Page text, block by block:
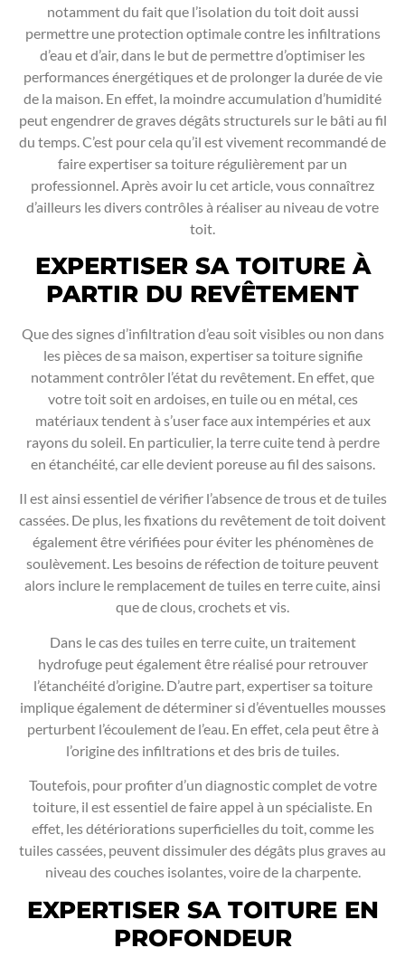
notamment du fait que l’isolation du toit doit aussi
permettre une protection optimale contre les infiltrations
d’eau et d’air, dans le but de permettre d’optimiser les
performances énergétiques et de prolonger la durée de vie
de la maison. En effet, la moindre accumulation d’humidité
peut engendrer de graves dégâts structurels sur le bâti au fil
du temps. C’est pour cela qu’il est vivement recommandé de
faire expertiser sa toiture régulièrement par un
professionnel. Après avoir lu cet article, vous connaîtrez
d’ailleurs les divers contrôles à réaliser au niveau de votre
toit.
EXPERTISER SA TOITURE À
PARTIR DU REVÊTEMENT
Que des signes d’infiltration d’eau soit visibles ou non dans
les pièces de sa maison, expertiser sa toiture signifie
notamment contrôler l’état du revêtement. En effet, que
votre toit soit en ardoises, en tuile ou en métal, ces
matériaux tendent à s’user face aux intempéries et aux
rayons du soleil. En particulier, la terre cuite tend à perdre
en étanchéité, car elle devient poreuse au fil des saisons.
Il est ainsi essentiel de vérifier l’absence de trous et de tuiles
cassées. De plus, les fixations du revêtement de toit doivent
également être vérifiées pour éviter les phénomènes de
soulèvement. Les besoins de réfection de toiture peuvent
alors inclure le remplacement de tuiles en terre cuite, ainsi
que de clous, crochets et vis.
Dans le cas des tuiles en terre cuite, un traitement
hydrofuge peut également être réalisé pour retrouver
l’étanchéité d’origine. D’autre part, expertiser sa toiture
implique également de déterminer si d’éventuelles mousses
perturbent l’écoulement de l’eau. En effet, cela peut être à
l’origine des infiltrations et des bris de tuiles.
Toutefois, pour profiter d’un diagnostic complet de votre
toiture, il est essentiel de faire appel à un spécialiste. En
effet, les détériorations superficielles du toit, comme les
tuiles cassées, peuvent dissimuler des dégâts plus graves au
niveau des couches isolantes, voire de la charpente.
EXPERTISER SA TOITURE EN
PROFONDEUR